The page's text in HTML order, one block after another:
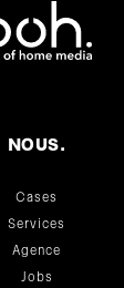
NOUS.
Cases
Services
Agence
Jobs